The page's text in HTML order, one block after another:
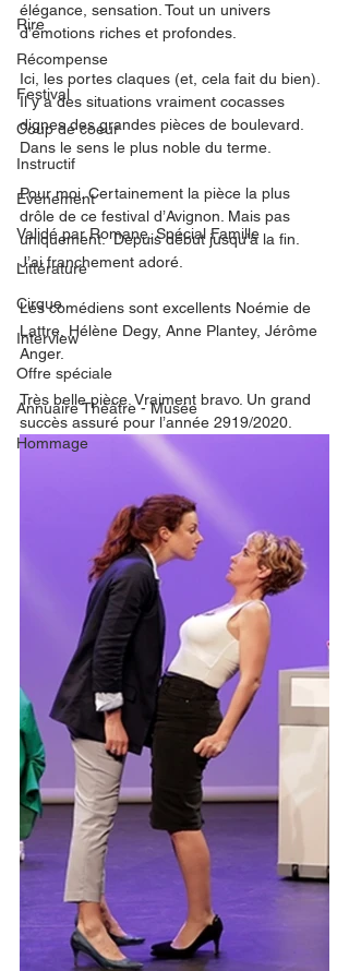
Rire
Récompense
Festival
Coup de coeur
Instructif
Événement
Validé par Romane. Spécial Famille
Littérature
Cirque
Interview
Offre spéciale
Annuaire Théâtre - Musée
Hommage
élégance, sensation. Tout un univers
d’émotions riches et profondes.
Ici, les portes claques (et, cela fait du bien).
Il y a des situations vraiment cocasses
dignes des grandes pièces de boulevard.
Dans le sens le plus noble du terme.
Pour moi. Certainement la pièce la plus
drôle de ce festival d’Avignon. Mais pas
uniquement.  Depuis début jusqu’à la fin.
J’ai franchement adoré.
Les comédiens sont excellents Noémie de
Lattre, Hélène Degy, Anne Plantey, Jérôme
Anger.
Très belle pièce. Vraiment bravo. Un grand
succès assuré pour l’année 2919/2020.